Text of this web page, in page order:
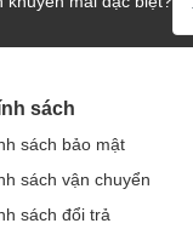
sách
sách bảo mật
sách vận chuyển
sách đổi trả